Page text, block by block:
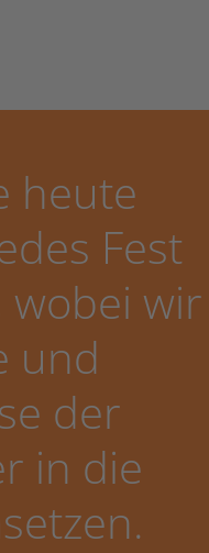
heute
Fest
wobei wir
und
der
in die